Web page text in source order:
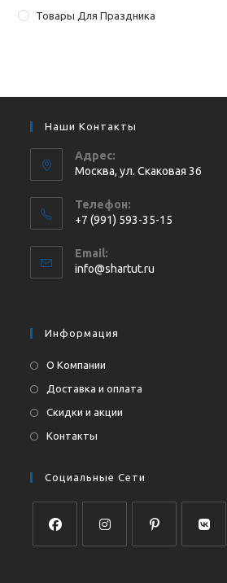
Товары Для Праздника
Наши Контакты
Адрес:
Москва, ул. Cкаковая 36
Телефон:
+7 (991) 593-35-15
в
вашем
Email:
info@shartut.ru
Информация
О Компании
Доставка и оплата
Скидки и акции
Контакты
Социальные Сети